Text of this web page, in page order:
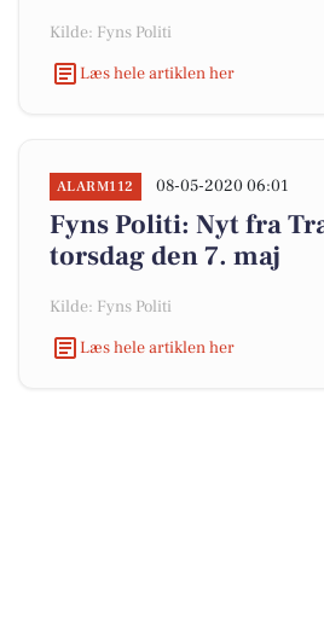
Kilde: Fyns Politi
Læs hele artiklen her
ALARM112 08-05-2020 06:01
Fyns Politi: Nyt fra
torsdag den 7. maj
Kilde: Fyns Politi
Læs hele artiklen her